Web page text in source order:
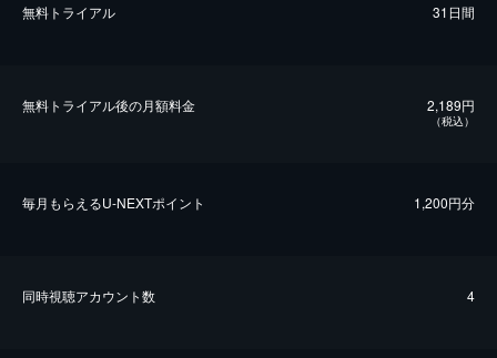
無料トライアル 31日間
無料トライアル後の⽉額料金 2,189円
（税込）
毎⽉もらえるU-NEXTポイント 1,200円分
同時視聴アカウント数 4